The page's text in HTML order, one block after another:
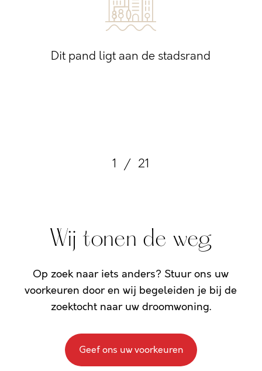
Dit pand ligt aan de stadsrand
1 / 21
Wij tonen de weg
Op zoek naar iets anders? Stuur ons uw
voorkeuren door en wij begeleiden je bij de
zoektocht naar uw droomwoning.
Geef ons uw voorkeuren